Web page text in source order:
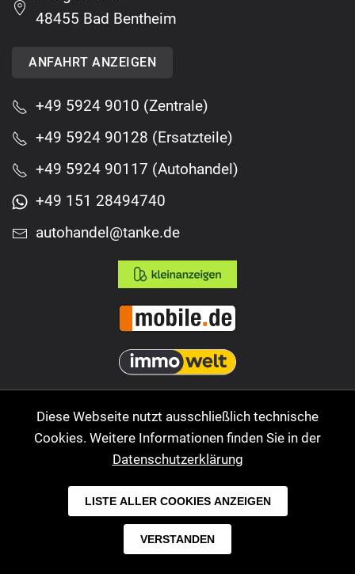
48455 Bad Bentheim
ANFAHRT ANZEIGEN
+49 5924 9010 (Zentrale)
+49 5924 90128 (Ersatzteile)
+49 5924 90117 (Autohandel)
+49 151 28494740
autohandel@tanke.de
© 2026 PMK Autohandel GmbH. Alle Rechte
vorbehalten.
Impressum Datenschutz
Diese Webseite nutzt ausschließlich technische
Cookies. Weitere Informationen finden Sie in der
Datenschutzerklärung
LISTE ALLER COOKIES ANZEIGEN
VERSTANDEN